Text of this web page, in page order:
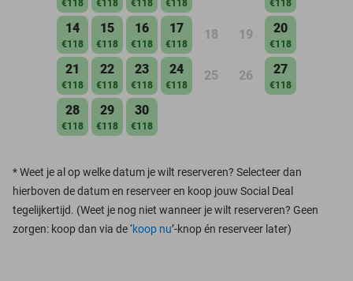
€118 €118 €118 €118 €118
14
€118
15
€118
16
€118
17
€118
18 19 20
€118
21
€118
22
€118
23
€118
24
€118
25 26 27
€118
28
€118
29
€118
30
€118
*Weet je al op welke datum je wilt reserveren? Selecteer dan
hierboven de datum en reserveer en koop jouw Social Deal
tegelijkertijd. (Weet je nog niet wanneer je wilt reserveren? Geen
zorgen: koop dan via de ‘koop nu’-knop én reserveer later)